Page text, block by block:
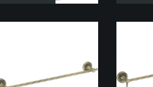
Rose
Rose